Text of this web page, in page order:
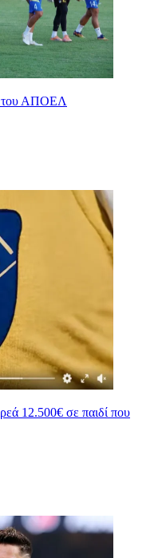
του ΑΠΟΕΛ
12.500€ σε παιδί που